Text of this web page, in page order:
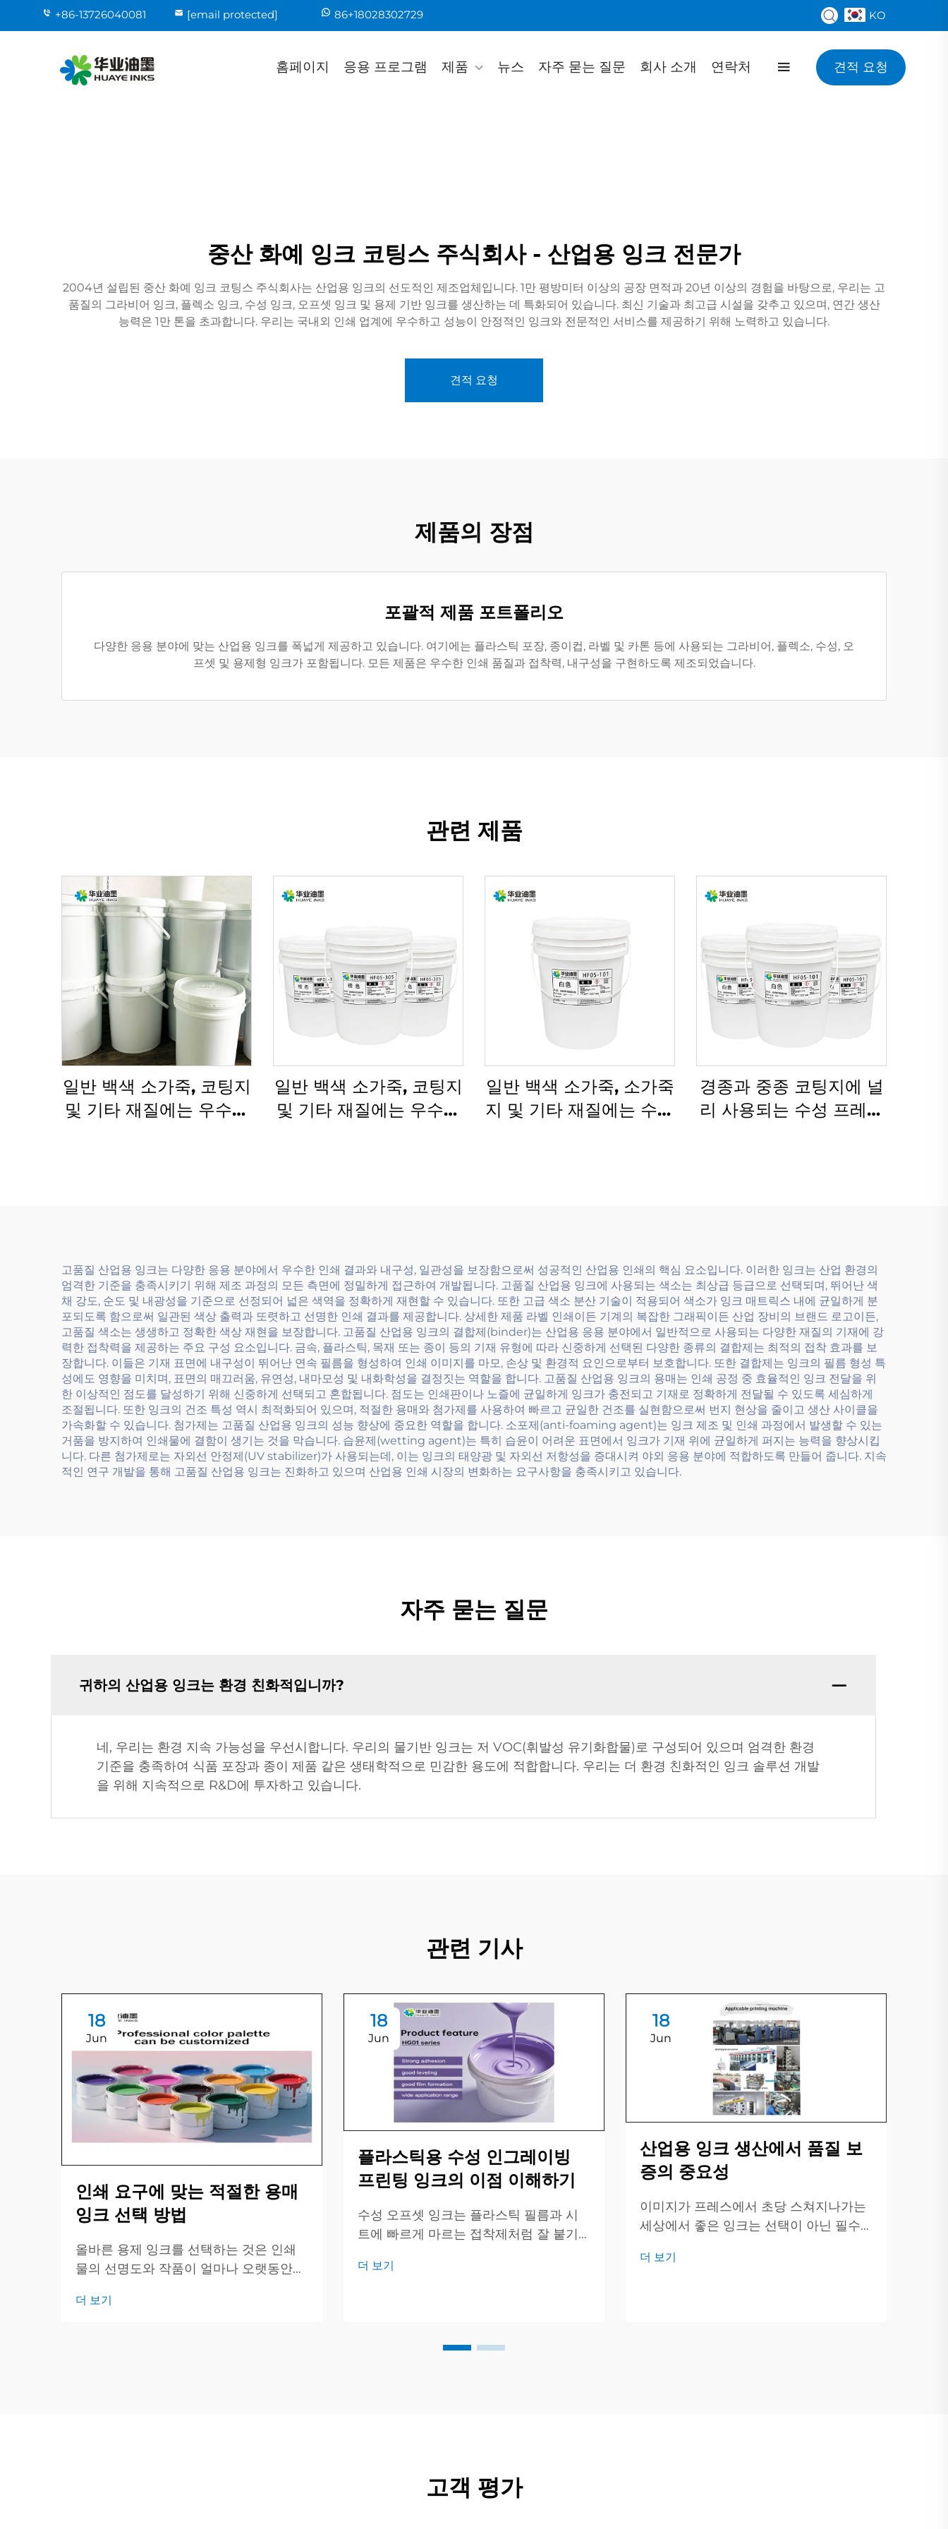
+86-13726040081 [email protected] 86+18028302729 KO
홈페이지 응용 프로그램 제품 뉴스 자주 묻는 질문 회사 소개 연락처 견적 요청
중산 화예 잉크 코팅스 주식회사 - 산업용 잉크 전문가
2004년 설립된 중산 화예 잉크 코팅스 주식회사는 산업용 잉크의 선도적인 제조업체입니다. 1만 평방미터 이상의 공장 면적과 20년 이상의 경험을 바탕으로, 우리는 고
품질의 그라비어 잉크, 플렉소 잉크, 수성 잉크, 오프셋 잉크 및 용제 기반 잉크를 생산하는 데 특화되어 있습니다. 최신 기술과 최고급 시설을 갖추고 있으며, 연간 생산
능력은 1만 톤을 초과합니다. 우리는 국내외 인쇄 업계에 우수하고 성능이 안정적인 잉크와 전문적인 서비스를 제공하기 위해 노력하고 있습니다.
견적 요청
제품의 장점
포괄적 제품 포트폴리오
다양한 응용 분야에 맞는 산업용 잉크를 폭넓게 제공하고 있습니다. 여기에는 플라스틱 포장, 종이컵, 라벨 및 카톤 등에 사용되는 그라비어, 플렉소, 수성, 오
프셋 및 용제형 잉크가 포함됩니다. 모든 제품은 우수한 인쇄 품질과 접착력, 내구성을 구현하도록 제조되었습니다.
관련 제품
일반 백색 소가죽, 코팅지
및 기타 재질에는 우수한
일반 백색 소가죽, 코팅지
및 기타 재질에는 우수한
일반 백색 소가죽, 소가죽
지 및 기타 재질에는 수성
경종과 중종 코팅지에 널
리 사용되는 수성 프레스
고품질 산업용 잉크는 다양한 응용 분야에서 우수한 인쇄 결과와 내구성, 일관성을 보장함으로써 성공적인 산업용 인쇄의 핵심 요소입니다. 이러한 잉크는 산업 환경의
엄격한 기준을 충족시키기 위해 제조 과정의 모든 측면에 정밀하게 접근하여 개발됩니다. 고품질 산업용 잉크에 사용되는 색소는 최상급 등급으로 선택되며, 뛰어난 색
채 강도, 순도 및 내광성을 기준으로 선정되어 넓은 색역을 정확하게 재현할 수 있습니다. 또한 고급 색소 분산 기술이 적용되어 색소가 잉크 매트릭스 내에 균일하게 분
포되도록 함으로써 일관된 색상 출력과 또렷하고 선명한 인쇄 결과를 제공합니다. 상세한 제품 라벨 인쇄이든 기계의 복잡한 그래픽이든 산업 장비의 브랜드 로고이든,
고품질 색소는 생생하고 정확한 색상 재현을 보장합니다. 고품질 산업용 잉크의 결합제(binder)는 산업용 응용 분야에서 일반적으로 사용되는 다양한 재질의 기재에 강
력한 접착력을 제공하는 주요 구성 요소입니다. 금속, 플라스틱, 목재 또는 종이 등의 기재 유형에 따라 신중하게 선택된 다양한 종류의 결합제는 최적의 접착 효과를 보
장합니다. 이들은 기재 표면에 내구성이 뛰어난 연속 필름을 형성하여 인쇄 이미지를 마모, 손상 및 환경적 요인으로부터 보호합니다. 또한 결합제는 잉크의 필름 형성 특
성에도 영향을 미치며, 표면의 매끄러움, 유연성, 내마모성 및 내화학성을 결정짓는 역할을 합니다. 고품질 산업용 잉크의 용매는 인쇄 공정 중 효율적인 잉크 전달을 위
한 이상적인 점도를 달성하기 위해 신중하게 선택되고 혼합됩니다. 점도는 인쇄판이나 노즐에 균일하게 잉크가 충전되고 기재로 정확하게 전달될 수 있도록 세심하게
조절됩니다. 또한 잉크의 건조 특성 역시 최적화되어 있으며, 적절한 용매와 첨가제를 사용하여 빠르고 균일한 건조를 실현함으로써 번지 현상을 줄이고 생산 사이클을
가속화할 수 있습니다. 첨가제는 고품질 산업용 잉크의 성능 향상에 중요한 역할을 합니다. 소포제(anti-foaming agent)는 잉크 제조 및 인쇄 과정에서 발생할 수 있는
거품을 방지하여 인쇄물에 결함이 생기는 것을 막습니다. 습윤제(wetting agent)는 특히 습윤이 어려운 표면에서 잉크가 기재 위에 균일하게 퍼지는 능력을 향상시킵
니다. 다른 첨가제로는 자외선 안정제(UV stabilizer)가 사용되는데, 이는 잉크의 태양광 및 자외선 저항성을 증대시켜 야외 응용 분야에 적합하도록 만들어 줍니다. 지속
적인 연구 개발을 통해 고품질 산업용 잉크는 진화하고 있으며 산업용 인쇄 시장의 변화하는 요구사항을 충족시키고 있습니다.
자주 묻는 질문
귀하의 산업용 잉크는 환경 친화적입니까?
네, 우리는 환경 지속 가능성을 우선시합니다. 우리의 물기반 잉크는 저 VOC(휘발성 유기화합물)로 구성되어 있으며 엄격한 환경
기준을 충족하여 식품 포장과 종이 제품 같은 생태학적으로 민감한 용도에 적합합니다. 우리는 더 환경 친화적인 잉크 솔루션 개발
을 위해 지속적으로 R&D에 투자하고 있습니다.
관련 기사
18
Jun
인쇄 요구에 맞는 적절한 용매
잉크 선택 방법
올바른 용제 잉크를 선택하는 것은 인쇄
물의 선명도와 작품이 얼마나 오랫동안
문에 중요합니다. 이 간단한 가이드는 주
더 보기
18
Jun
플라스틱용 수성 인그레이빙
프린팅 잉크의 이점 이해하기
수성 오프셋 잉크는 플라스틱 필름과 시
트에 빠르게 마르는 접착제처럼 잘 붙기
시키고 있습니다. 혼합물이 강한 용매 대
더 보기
18
Jun
산업용 잉크 생산에서 품질 보
증의 중요성
이미지가 프레스에서 초당 스쳐지나가는
세상에서 좋은 잉크는 선택이 아닌 필수
드럼, 병, 캔을 꼼꼼히 확인하여 구매자가
더 보기
고객 평가